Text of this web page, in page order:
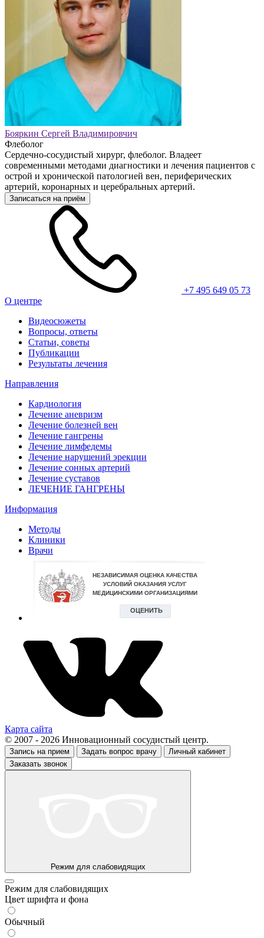
Бояркин Сергей Владимировчич
Флеболог
Сердечно-сосудистый хирург, флеболог. Владеет
современными методами диагностики и лечения пациентов с
острой и хронической патологией вен, периферических
артерий, коронарных и церебральных артерий.
Записаться на приём
+7 495 649 05 73
О центре
Видеосюжеты
Вопросы, ответы
Статьи, советы
Публикации
Результаты лечения
Направления
Кардиология
Лечение аневризм
Лечение болезней вен
Лечение гангрены
Лечение лимфедемы
Лечение нарушений эрекции
Лечение сонных артерий
Лечение суставов
ЛЕЧЕНИЕ ГАНГРЕНЫ
Информация
Методы
Клиники
Врачи
Карта сайта
© 2007 - 2026 Инновационный сосудистый центр.
Запись на прием Задать вопрос врачу
Личный кабинет
Заказать звонок
Режим для слабовидящих
Режим для слабовидящих
Цвет шрифта и фона
Обычный